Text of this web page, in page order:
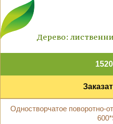
Дерево:
Одностворчатое поворотно-